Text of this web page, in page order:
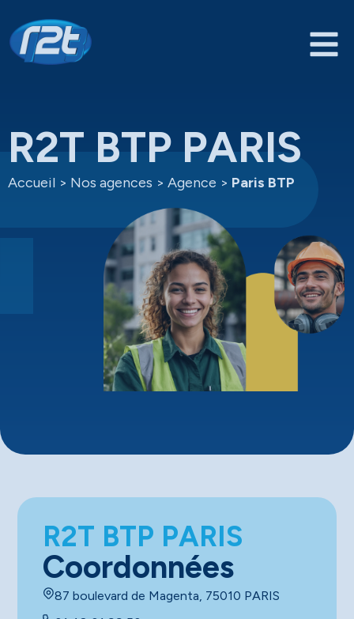
R2T BTP PARIS
Accueil > Nos agences > Agence > Paris BTP
R2T BTP PARIS
Coordonnées
87 boulevard de Magenta, 75010 PARIS